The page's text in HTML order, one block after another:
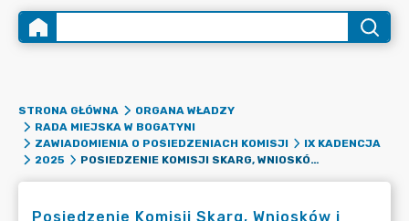
STRONA GŁÓWNA
ORGANA WŁADZY
RADA MIEJSKA W BOGATYNI
ZAWIADOMIENIA O POSIEDZENIACH KOMISJI
IX KADENCJA
2025
POSIEDZENIE KOMISJI SKARG, WNIOSKÓW I PETYCJI 03.03.2025 R. GODZ. 16:15
Posiedzenie Komisji Skarg, Wniosków i